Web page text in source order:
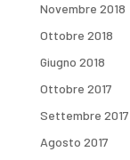
Novembre 2018
Ottobre 2018
Giugno 2018
Ottobre 2017
Settembre 2017
Agosto 2017